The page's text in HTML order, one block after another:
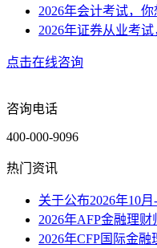
2026年会计考试，你
2026年证券从业考试
点击在线咨询
咨询电话
400-000-9096
热门资讯
关于公布2026年10
2026年AFP金融理财
2026年CFP国际金融